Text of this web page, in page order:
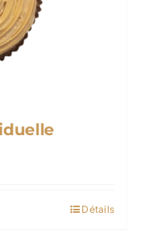
Détails